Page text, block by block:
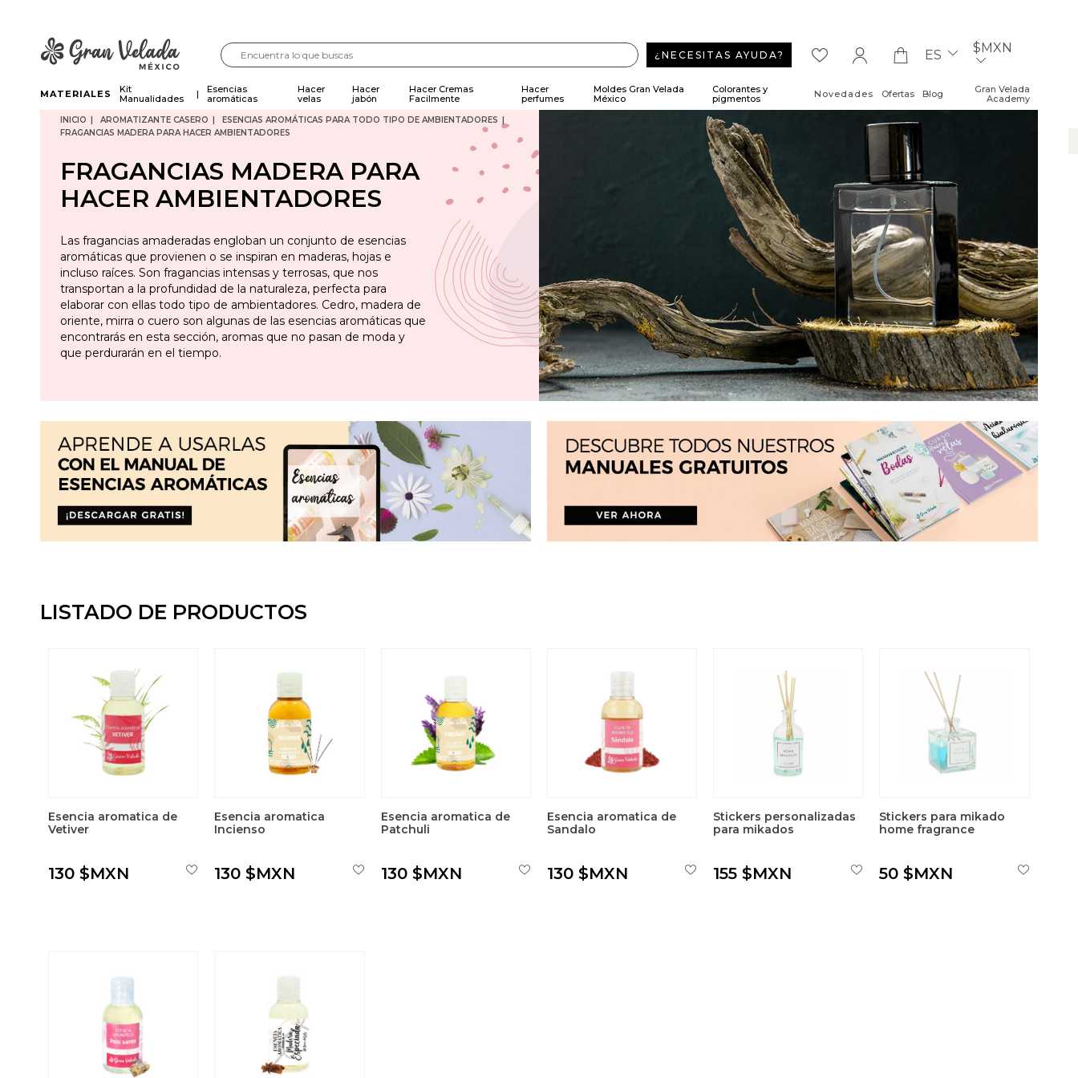
¿NECESITAS AYUDA? ES $MXN
MATERIALES
Kit
Manualidades
Esencias
aromáticas
Hacer
velas
Hacer
jabón
Hacer Cremas
Facilmente
Hacer
perfumes
Moldes Gran Velada
México
Colorantes y
pigmentos
Novedades Ofertas Blog
Gran Velada
Academy
INICIO AROMATIZANTE CASERO
ESENCIAS AROMÁTICAS PARA TODO TIPO DE AMBIENTADORES
FRAGANCIAS MADERA PARA HACER AMBIENTADORES
FRAGANCIAS MADERA PARA
HACER AMBIENTADORES
Las fragancias amaderadas engloban un conjunto de esencias
aromáticas que provienen o se inspiran en maderas, hojas e
incluso raíces. Son fragancias intensas y terrosas, que nos
transportan a la profundidad de la naturaleza, perfecta para
elaborar con ellas todo tipo de ambientadores. Cedro, madera de
oriente, mirra o cuero son algunas de las esencias aromáticas que
encontrarás en esta sección, aromas que no pasan de moda y
que perdurarán en el tiempo.
LISTADO DE PRODUCTOS
Esencia aromatica de
Vetiver
130 $MXN
Esencia aromatica
Incienso
130 $MXN
Esencia aromatica de
Patchuli
130 $MXN
Esencia aromatica de
Sandalo
130 $MXN
Stickers personalizadas
para mikados
155 $MXN
Stickers para mikado
home fragrance
50 $MXN